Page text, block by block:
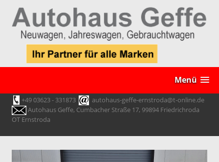
Menü
+49 03623 - 331873
autohaus-geffe-ernstroda@t-online.de
Autohaus Geffe, Cumbacher Straße 17, 99894 Friedrichroda
OT Ernstroda